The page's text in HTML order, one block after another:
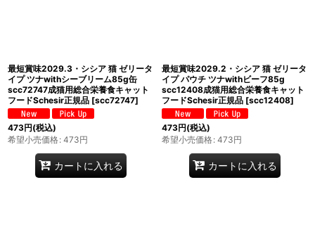
最短賞味2029.3・シシア 猫 ゼリータ
イプ ツナwithシーブリーム85g缶
scc72747成猫用総合栄養食キャット
フードSchesir正規品 [scc72747]
473円(税込)
希望小売価格: 473円
カートに入れる
最短賞味2029.2・シシア 猫 ゼリータ
イプ パウチ ツナwithビーフ85g
scc12408成猫用総合栄養食キャット
フードSchesir正規品 [scc12408]
473円(税込)
希望小売価格: 473円
カートに入れる